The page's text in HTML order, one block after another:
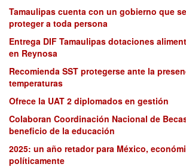
Tamaulipas cuenta con un gobierno que
proteger a toda persona
Entrega DIF Tamaulipas dotaciones
en Reynosa
Recomienda SST protegerse ante la
temperaturas
Ofrece la UAT 2 diplomados en gestión
Colaboran Coordinación Nacional de
beneficio de la educación
2025: un año retador para México,
políticamente